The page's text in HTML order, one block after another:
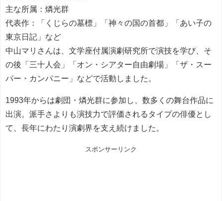
主な所属：燐光群
代表作：「くじらの墓標」「神々の国の首都」「あい子の
東京日記」など
中山マリさんは、文学座付属演劇研究所で演技を学び、そ
の後「三十人会」「オン・シアター自由劇場」「ザ・スー
パー・カンパニー」などで活動しました。
1993年からは劇団・燐光群に参加し、数多くの舞台作品に
出演。派手さよりも演技力で評価されるタイプの俳優とし
て、長年にわたり演劇界を支え続けました。
スポンサーリンク